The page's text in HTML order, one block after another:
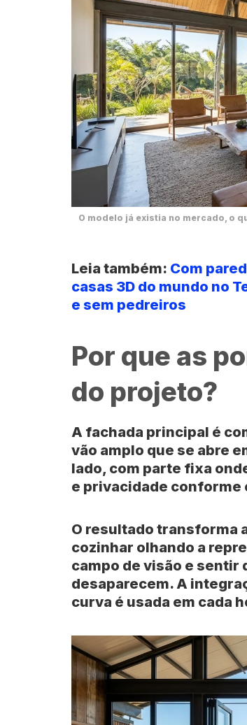
O modelo já existia no mercado, o
Leia também: Com
casas 3D do mundo no
e sem pedreiros
Por que as
do projeto?
A fachada principal é
vão amplo que se abre
lado, com parte fixa
e privacidade conforme
O resultado transforma
cozinhar olhando a
campo de visão e
desaparecem. A
curva é usada em cada